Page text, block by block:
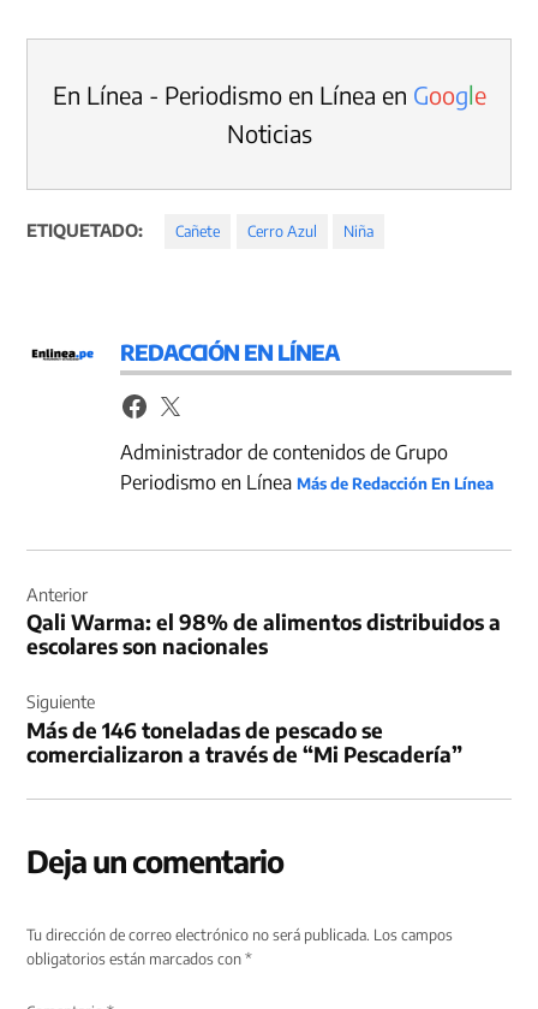
En Línea - Periodismo en Línea en Google
Noticias
ETIQUETADO: Cañete Cerro Azul Niña
REDACCIÓN EN LÍNEA
Administrador de contenidos de Grupo
Periodismo en LíneaMás de Redacción En Línea
de
entradas
Anterior
Qali Warma: el 98% de alimentos distribuidos a
escolares son nacionales
Siguiente
Más de 146 toneladas de pescado se
comercializaron a través de “Mi Pescadería”
Deja un comentario
Tu dirección de correo electrónico no será publicada. Los campos
obligatorios están marcados con*